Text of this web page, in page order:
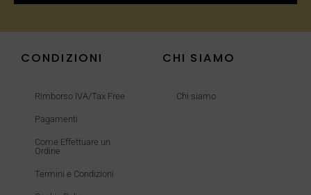
CONDIZIONI
Rimborso IVA/Tax Free
Pagamenti
Come Effettuare un
Ordine
Termini e Condizioni
CHI SIAMO
Chi siamo